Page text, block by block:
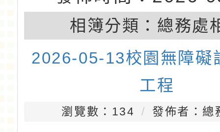
相簿分類： 總務處
2026-05-13校園無障礙
工程
瀏覽數：134 發佈者：總